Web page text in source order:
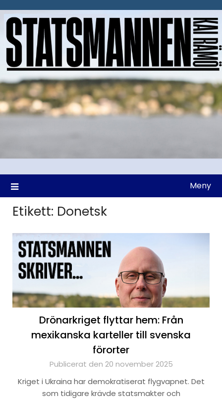
till
Meny
Etikett: Donetsk
Drönarkriget flyttar hem: Från
mexikanska karteller till svenska
förorter
Publicerat den 20 november 2025
Kriget i Ukraina har demokratiserat flygvapnet. Det
som tidigare krävde statsmakter och